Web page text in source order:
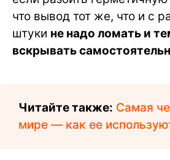
что вывод тот же, что и с
штуки не надо ломать и
вскрывать
Читайте также: Самая
мире — как ее